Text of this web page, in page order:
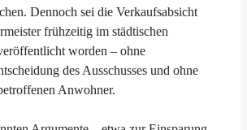
Dennoch sei die Verkaufsabsicht
frühzeitig im städtischen
worden – ohne
des Ausschusses und ohne
Anwohner.